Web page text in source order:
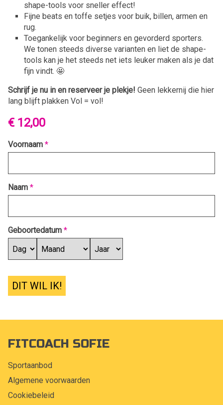
shape-tools voor sneller effect!
Fijne beats en toffe setjes voor buik, billen, armen en
rug.
Toegankelijk voor beginners en gevorderd sporters.
We tonen steeds diverse varianten en liet de shape-
tools kan je het steeds net iets leuker maken als je dat
fijn vindt. 🤩
Schrijf je nu in en reserveer je plekje! Geen lekkernij die hier
lang blijft plakken Vol = vol!
€ 12,00
Voornaam *
Naam *
Geboortedatum *
DIT WIL IK!
FITCOACH SOFIE
Sportaanbod
Algemene voorwaarden
Cookiebeleid